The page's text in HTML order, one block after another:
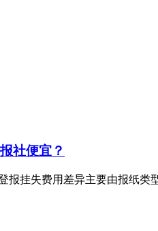
社便宜？
报挂失费用差异主要由报纸